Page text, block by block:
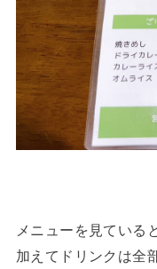
メニューを見ている
加えてドリンクは全